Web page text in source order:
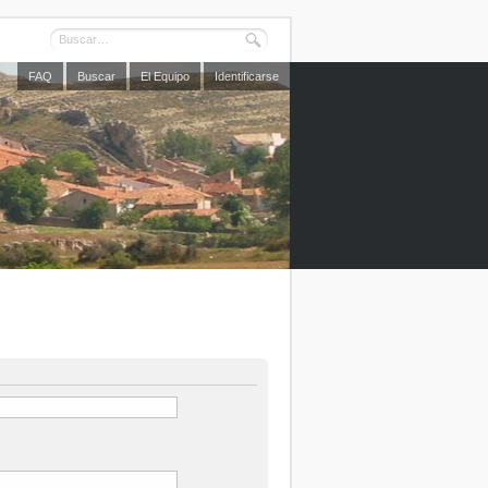
FAQ Buscar El Equipo Identificarse